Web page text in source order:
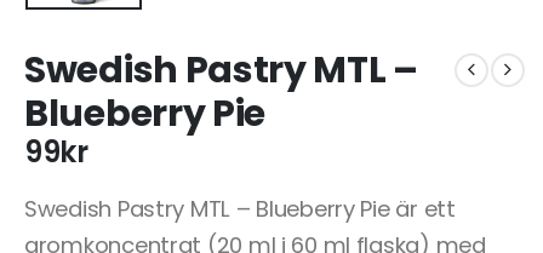
Swedish Pastry MTL –
Blueberry Pie
99kr
Swedish Pastry MTL – Blueberry Pie är ett
aromkoncentrat (20 ml i 60 ml flaska) med